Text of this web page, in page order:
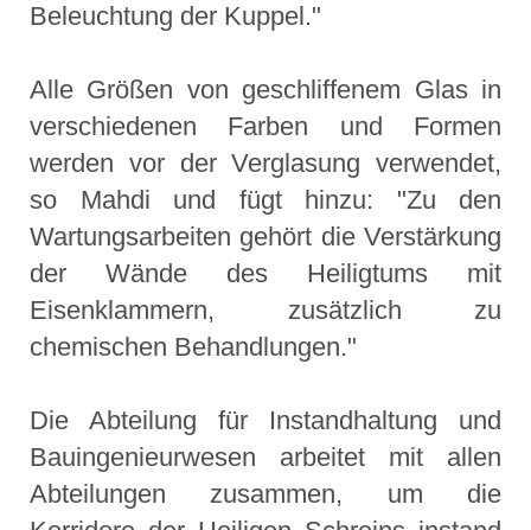
Beleuchtung der Kuppel."
Alle Größen von geschliffenem Glas in
verschiedenen Farben und Formen
werden vor der Verglasung verwendet,
so Mahdi und fügt hinzu: "Zu den
Wartungsarbeiten gehört die Verstärkung
der Wände des Heiligtums mit
Eisenklammern, zusätzlich zu
chemischen Behandlungen."
Die Abteilung für Instandhaltung und
Bauingenieurwesen arbeitet mit allen
Abteilungen zusammen, um die